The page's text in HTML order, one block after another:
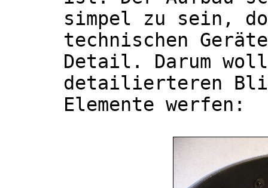
simpel zu sein,
technischen
Detail. Darum
detailierteren
Elemente werfen: